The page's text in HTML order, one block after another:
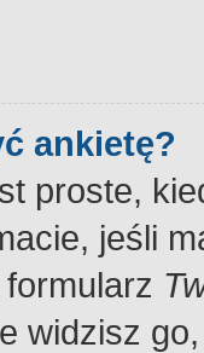
ankietę?
proste,
jeśli
widzisz